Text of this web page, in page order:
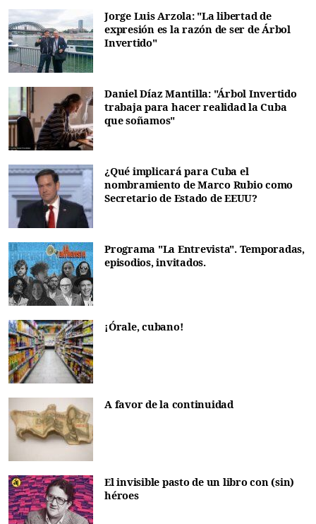
Jorge Luis Arzola: "La libertad de
expresión es la razón de ser de Árbol
Invertido"
Daniel Díaz Mantilla: "Árbol Invertido
trabaja para hacer realidad la Cuba
que soñamos"
¿Qué implicará para Cuba el
nombramiento de Marco Rubio como
Secretario de Estado de EEUU?
Programa "La Entrevista". Temporadas,
episodios, invitados.
¡Órale, cubano!
A favor de la continuidad
El invisible pasto de un libro con (sin)
héroes